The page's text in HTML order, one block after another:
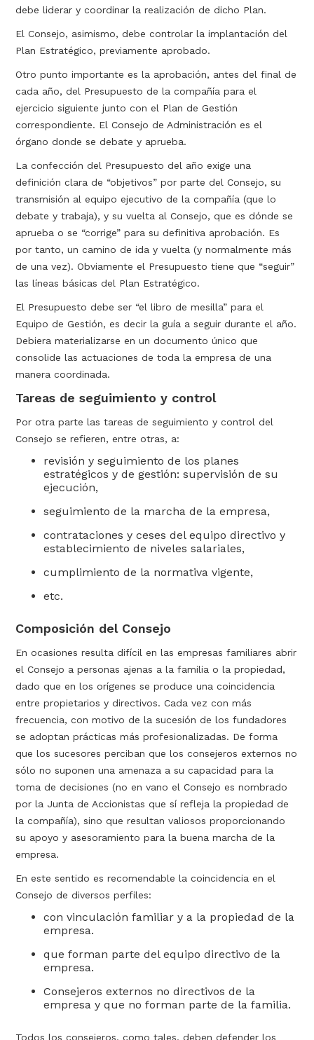
debe liderar y coordinar la realización de dicho Plan.
El Consejo, asimismo, debe controlar la implantación del
Plan Estratégico, previamente aprobado.
Otro punto importante es la aprobación, antes del final de
cada año, del Presupuesto de la compañía para el
ejercicio siguiente junto con el Plan de Gestión
correspondiente. El Consejo de Administración es el
órgano donde se debate y aprueba.
La confección del Presupuesto del año exige una
definición clara de “objetivos” por parte del Consejo, su
transmisión al equipo ejecutivo de la compañía (que lo
debate y trabaja), y su vuelta al Consejo, que es dónde se
aprueba o se “corrige” para su definitiva aprobación. Es
por tanto, un camino de ida y vuelta (y normalmente más
de una vez). Obviamente el Presupuesto tiene que “seguir”
las líneas básicas del Plan Estratégico.
El Presupuesto debe ser “el libro de mesilla” para el
Equipo de Gestión, es decir la guía a seguir durante el año.
Debiera materializarse en un documento único que
consolide las actuaciones de toda la empresa de una
manera coordinada.
Tareas de seguimiento y control
Por otra parte las tareas de seguimiento y control del
Consejo se refieren, entre otras, a:
revisión y seguimiento de los planes
estratégicos y de gestión: supervisión de su
ejecución,
seguimiento de la marcha de la empresa,
contrataciones y ceses del equipo directivo y
establecimiento de niveles salariales,
cumplimiento de la normativa vigente,
etc.
Composición del Consejo
En ocasiones resulta difícil en las empresas familiares abrir
el Consejo a personas ajenas a la familia o la propiedad,
dado que en los orígenes se produce una coincidencia
entre propietarios y directivos. Cada vez con más
frecuencia, con motivo de la sucesión de los fundadores
se adoptan prácticas más profesionalizadas. De forma
que los sucesores perciban que los consejeros externos no
sólo no suponen una amenaza a su capacidad para la
toma de decisiones (no en vano el Consejo es nombrado
por la Junta de Accionistas que sí refleja la propiedad de
la compañía), sino que resultan valiosos proporcionando
su apoyo y asesoramiento para la buena marcha de la
empresa.
En este sentido es recomendable la coincidencia en el
Consejo de diversos perfiles:
con vinculación familiar y a la propiedad de la
empresa.
que forman parte del equipo directivo de la
empresa.
Consejeros externos no directivos de la
empresa y que no forman parte de la familia.
Todos los consejeros, como tales, deben defender los